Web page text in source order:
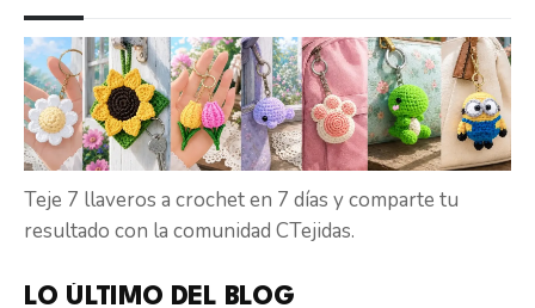
Teje 7 llaveros a crochet en 7 días y comparte tu
resultado con la comunidad CTejidas.
LO ÚLTIMO DEL BLOG